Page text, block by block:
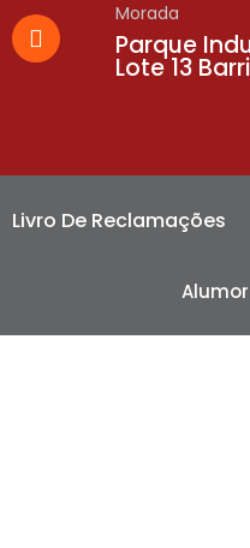
Morada
Parque
Lote 13
Livro De Reclamações